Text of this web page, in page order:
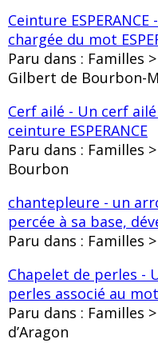
Ceinture
chargée du mot
Paru dans : Familles
Gilbert de Bourbon-
Cerf ailé - Un cerf
ceinture ESPERANCE
Paru dans : Familles
Bourbon
chantepleure - un
percée à sa base,
Paru dans : Familles
Chapelet de perles -
perles associé au
Paru dans : Familles
d’Aragon